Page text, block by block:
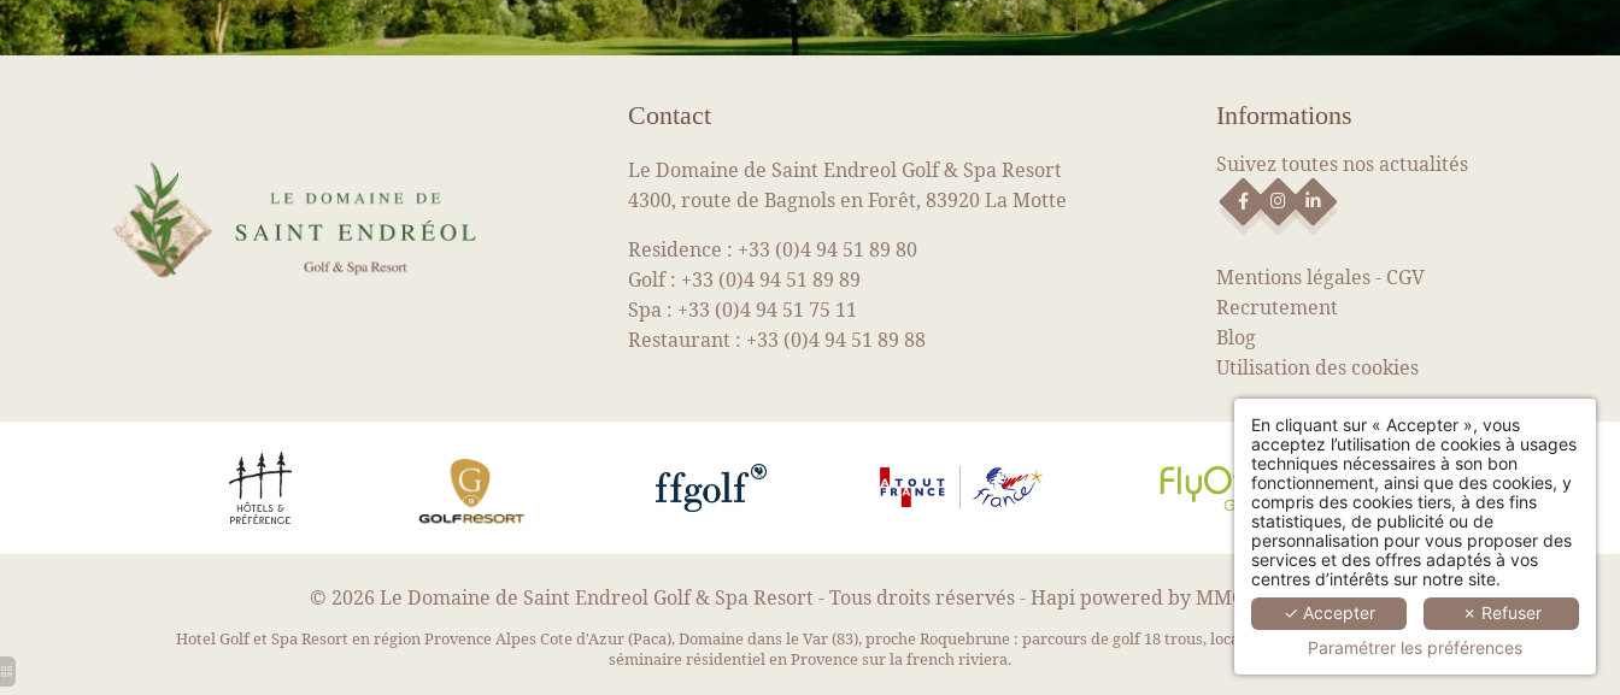
Contact
Le Domaine de Saint Endreol Golf & Spa Resort
4300, route de Bagnols en Forêt, 83920 La Motte
Residence : +33 (0)4 94 51 89 80
Golf : +33 (0)4 94 51 89 89
Spa : +33 (0)4 94 51 75 11
Restaurant : +33 (0)4 94 51 89 88
Informations
Suivez toutes nos actualités
Mentions légales- CGV
Recrutement
Blog
Utilisation des cookies
© 2026 Le Domaine de Saint Endreol Golf & Spa Resort - Tous droits réservés -Hapipowered byMMCréation
Hotel Golf et Spa Resort en région Provence Alpes Cote d'Azur (Paca), Domaine dans le Var (83), proche Roquebrune : parcours de golf 18 trous, location villa sur golf, idéal pour
séminaire résidentiel en Provence sur la french riviera.
RÉSERVER VOTRE LOCATION
4300, route de Bagnols en Forêt - 83920 La Motte, France
ACTUALITÉS
En cliquant sur « Accepter », vous
acceptez l’utilisation de cookies à usages
techniques nécessaires à son bon
fonctionnement, ainsi que des cookies, y
compris des cookies tiers, à des fins
statistiques, de publicité ou de
personnalisation pour vous proposer des
services et des offres adaptés à vos
centres d’intérêts sur notre site.
✓ Accepter
✗ Refuser
Paramétrer les préférences